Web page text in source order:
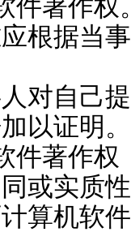
件著作权
根据当
对自己
以证明
件著作
或实质
算机软